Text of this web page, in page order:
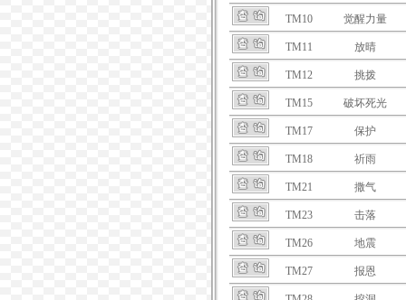
TM10 觉醒力量
TM11 放晴
TM12 挑拨
TM15 破坏死光
TM17 保护
TM18 祈雨
TM21 撒气
TM23 击落
TM26 地震
TM27 报恩